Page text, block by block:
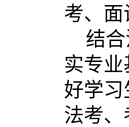
考、
结
实专
好学
法考